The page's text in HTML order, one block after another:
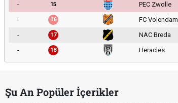
-
15 PEC Zwolle
-
16 FC Volendam
-
17 NAC Breda
-
18 Heracles
Şu An Popüler İçerikler